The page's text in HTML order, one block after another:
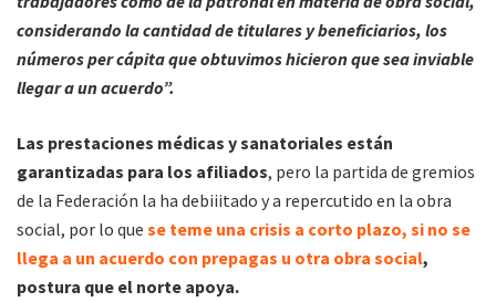
considerando la cantidad de titulares y beneficiarios, los
números per cápita que obtuvimos hicieron que sea inviable
llegar a un acuerdo”.
Las prestaciones médicas y sanatoriales están
garantizadas para los afiliados, pero la partida de gremios
de la Federación la ha debiiitado y a repercutido en la obra
social, por lo que se teme una crisis a corto plazo, si no se
llega a un acuerdo con prepagas u otra obra social,
postura que el norte apoya.